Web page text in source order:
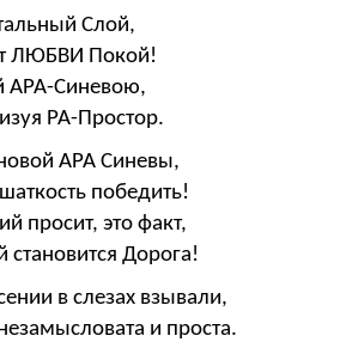
Слой,
ЛЮБВИ Покой!
АРА-Синевою,
РА-Простор.
АРА Синевы,
победить!
просит, это факт,
Дорога!
в слезах взывали,
и проста.